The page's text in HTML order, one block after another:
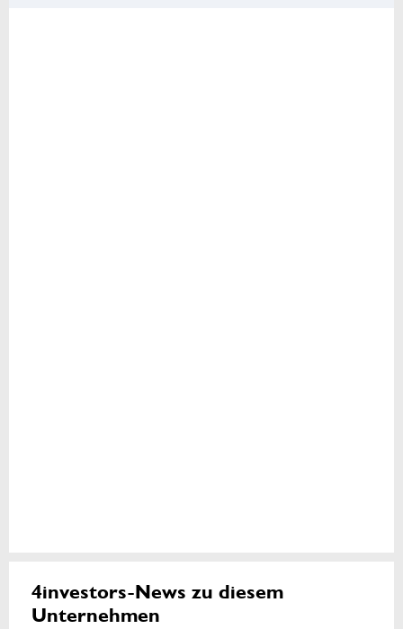
4investors-News zu diesem
Unternehmen